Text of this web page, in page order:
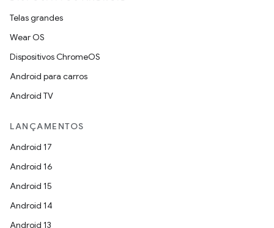
Telas grandes
Wear OS
Dispositivos ChromeOS
Android para carros
Android TV
LANÇAMENTOS
Android 17
Android 16
Android 15
Android 14
Android 13